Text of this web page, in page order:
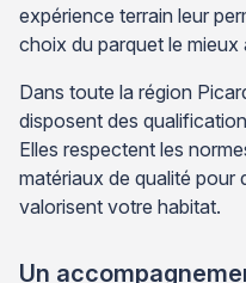
expérience terrain leur
choix du parquet le mieux
Dans toute la région
disposent des
Elles respectent les
matériaux de qualité pour
valorisent votre habitat.
Un